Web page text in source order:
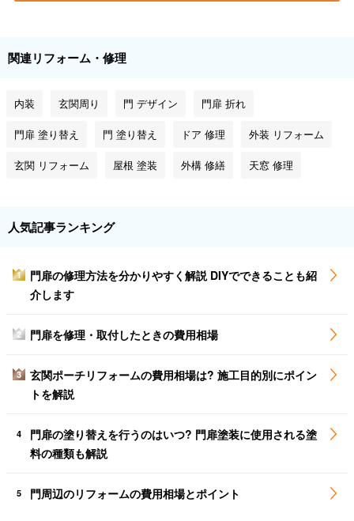
関連リフォーム・修理
内装 玄関周り 門 デザイン 門扉 折れ
門扉 塗り替え 門 塗り替え ドア 修理 外装 リフォーム
玄関 リフォーム 屋根 塗装 外構 修繕 天窓 修理
人気記事ランキング
1
門扉の修理方法を分かりやすく解説 DIYでできることも紹
介します
2 門扉を修理・取付したときの費用相場
3
玄関ポーチリフォームの費用相場は? 施工目的別にポイン
トを解説
4
門扉の塗り替えを行うのはいつ? 門扉塗装に使用される塗
料の種類も解説
5 門周辺のリフォームの費用相場とポイント